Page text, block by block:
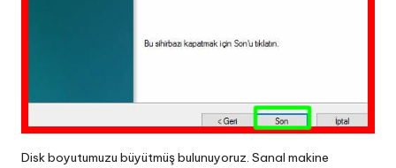
Disk boyutumuzu büyütmüş bulunuyoruz. Sanal makine